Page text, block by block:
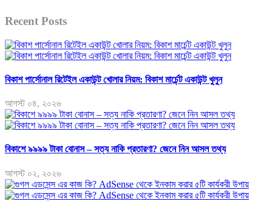
Recent Posts
বিকাশ পার্সোনাল রিটেইল একাউন্ট খোলার নিয়ম: বিকাশ মার্চেন্ট একাউন্ট খুলুন
আগস্ট ০৪, ২০২৬
বিকাশে ৯৯৯৯ টাকা বোনাস – সত্য নাকি প্রতারণা? জেনে নিন আসল তথ্য
আগস্ট ০২, ২০২৬